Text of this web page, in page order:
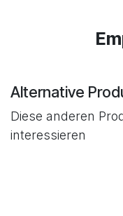
Alternative
Diese anderen
interessieren